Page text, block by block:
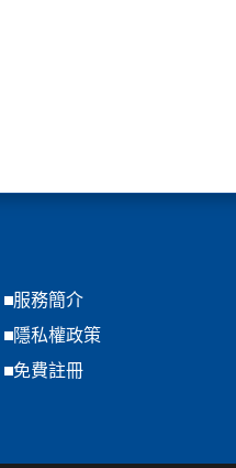
服務簡介
隱私權政策
免費註冊